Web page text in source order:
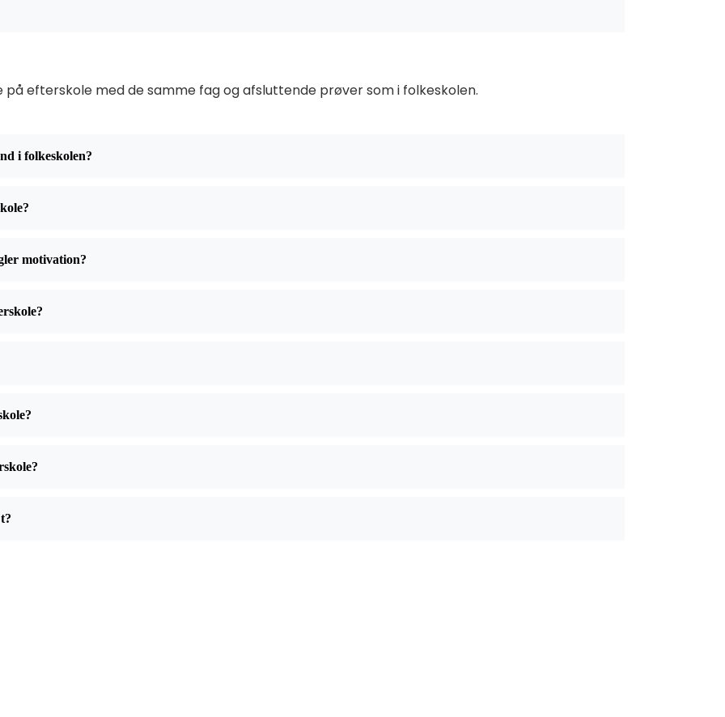
på efterskole med de samme fag og afsluttende prøver som i folkeskolen.
i folkeskolen?
motivation?